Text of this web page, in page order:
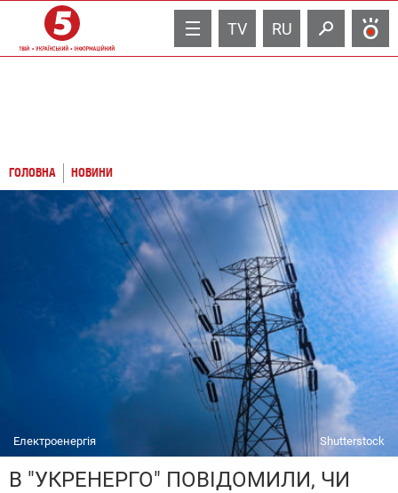
TV RU
ГОЛОВНА НОВИНИ
Електроенергія Shutterstock
В "УКРЕНЕРГО" ПОВІДОМИЛИ, ЧИ